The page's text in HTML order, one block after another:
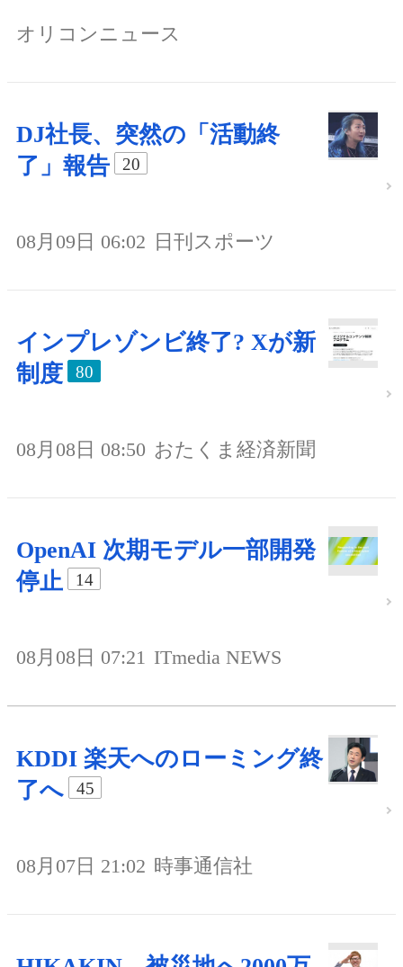
オリコンニュース
DJ社長、突然の「活動終
了」報告
20
08月09日 06:02 日刊スポーツ
インプレゾンビ終了? Xが新
制度
80
08月08日 08:50 おたくま経済新聞
OpenAI 次期モデル一部開発
停止
14
08月08日 07:21 ITmedia NEWS
KDDI 楽天へのローミング終
了へ
45
08月07日 21:02 時事通信社